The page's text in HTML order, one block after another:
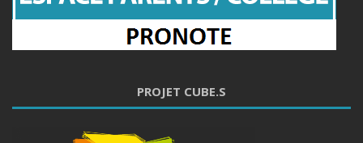
PROJET CUBE.S